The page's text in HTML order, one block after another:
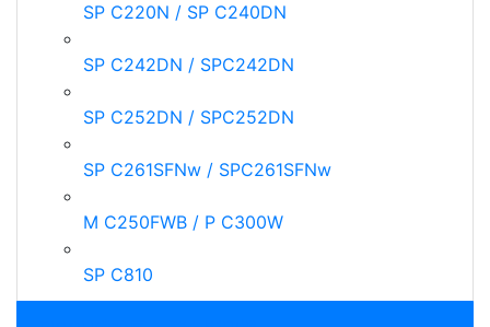
SP C220N / SP C240DN
SP C242DN / SPC242DN
SP C252DN / SPC252DN
SP C261SFNw / SPC261SFNw
M C250FWB / P C300W
SP C810